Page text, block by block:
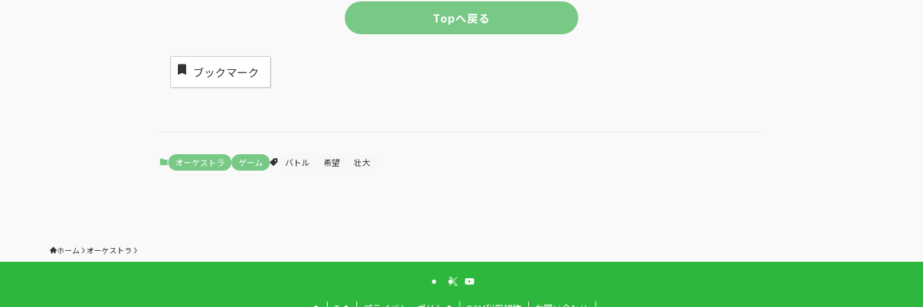
Topへ戻る
ブックマーク
オーケストラ ゲーム バトル 希望 壮大
ホーム オーケストラ